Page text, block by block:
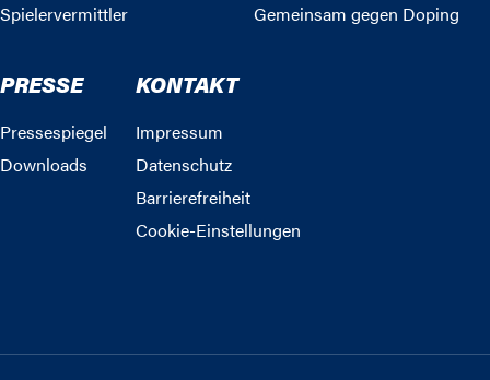
Spielervermittler
Gemeinsam gegen Doping
PRESSE
Pressespiegel
Downloads
KONTAKT
Impressum
Datenschutz
Barrierefreiheit
Cookie-Einstellungen